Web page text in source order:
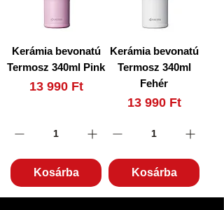
Kerámia bevonatú
Termosz 340ml Pink
Ár
13 990 Ft
Kosárba
Kerámia bevonatú
Termosz 340ml
Fehér
Ár
13 990 Ft
Kosárba